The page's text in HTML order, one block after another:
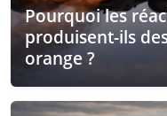
Pourquoi les
produisent-ils
orange ?